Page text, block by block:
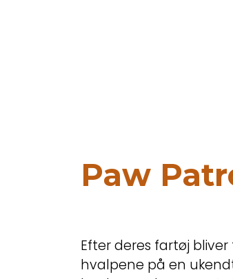
Paw
Efter deres fartøj
hvalpene på en